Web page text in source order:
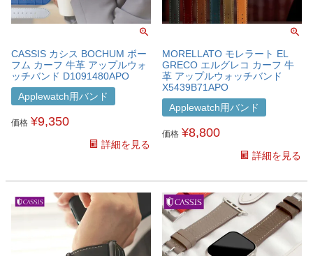
CASSIS カシス BOCHUM ボー
フム カーフ 牛革 アップルウォ
ッチバンド D1091480APO
Applewatch用バンド
価格 ¥9,350
詳細を見る
MORELLATO モレラート EL
GRECO エルグレコ カーフ 牛
革 アップルウォッチバンド
X5439B71APO
Applewatch用バンド
価格 ¥8,800
詳細を見る